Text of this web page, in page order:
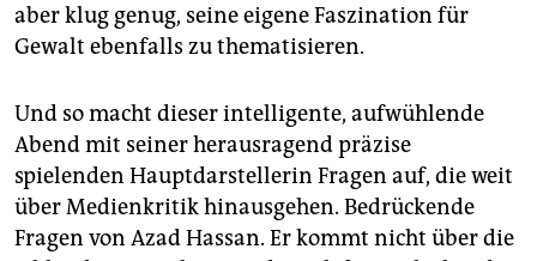
aber klug genug, seine eigene Faszination für
Gewalt ebenfalls zu thematisieren.
Und so macht dieser intelligente, aufwühlende
Abend mit seiner herausragend präzise
spielenden Hauptdarstellerin Fragen auf, die weit
über Medienkritik hinausgehen. Bedrückende
Fragen von Azad Hassan. Er kommt nicht über die